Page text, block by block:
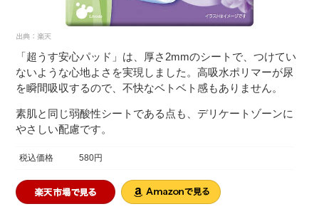
「超うす安心パッド」は、厚さ2mmのシートで、つけてい
ないような心地よさを実現しました。高吸水ポリマーが尿
を瞬間吸収するので、不快なベトベト感もありません。
素肌と同じ弱酸性シートである点も、デリケートゾーンに
やさしい配慮です。
税込価格 580円